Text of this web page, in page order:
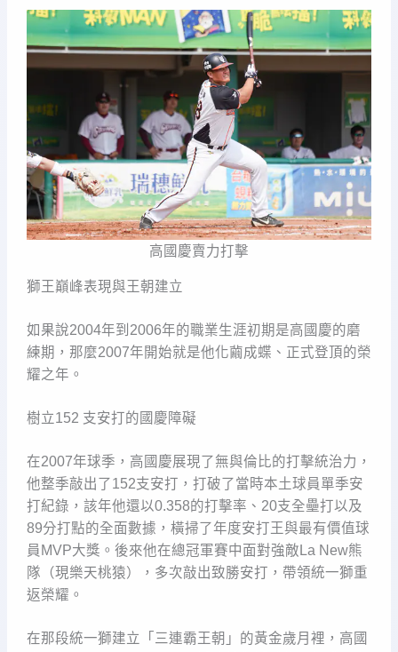
高國慶賣力打擊
獅王巔峰表現與王朝建立
如果說2004年到2006年的職業生涯初期是高國慶的磨
練期，那麼2007年開始就是他化繭成蝶、正式登頂的榮
耀之年。
樹立152 支安打的國慶障礙
在2007年球季，高國慶展現了無與倫比的打擊統治力，
他整季敲出了152支安打，打破了當時本土球員單季安
打紀錄，該年他還以0.358的打擊率、20支全壘打以及
89分打點的全面數據，橫掃了年度安打王與最有價值球
員MVP大獎。後來他在總冠軍賽中面對強敵La New熊
隊（現樂天桃猿），多次敲出致勝安打，帶領統一獅重
返榮耀。
在那段統一獅建立「三連霸王朝」的黃金歲月裡，高國